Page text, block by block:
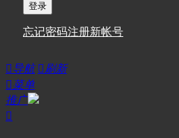
登录
忘记密码注册新帐号
导航  刷新
菜单
推广
